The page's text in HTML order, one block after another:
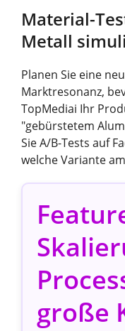
Material-
Metall
Planen Sie eine
Marktresonanz,
TopMediai Ihr
"gebürstetem
Sie A/B-Tests auf
welche Variante
große